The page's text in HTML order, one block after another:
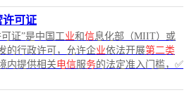
许可证
证”是中国工业和信息化部（MIIT）或
的行政许可，允许企业依法开展第二类
内提供相关电信服务的法定准入门槛，✅